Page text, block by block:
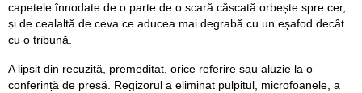
capetele înnodate de o parte de o scară căscată orbește spre cer,
și de cealaltă de ceva ce aducea mai degrabă cu un eșafod decât
cu o tribună.
A lipsit din recuzită, premeditat, orice referire sau aluzie la o
conferință de presă. Regizorul a eliminat pulpitul, microfoanele, a